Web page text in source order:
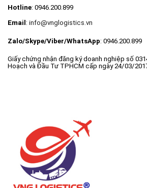
Hotline: 0946.200.899
Email : info@vnglogistics.vn
Zalo/Skype/Viber/WhatsApp: 0946.200.899
Giấy chứng nhận đăng ký doanh nghiệp số
Hoạch và Đầu Tư TPHCM cấp ngày 24/03/